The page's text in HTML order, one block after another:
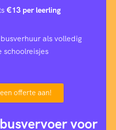
€13 per leerling
als volledig
schoolreisjes
offerte aan!
voor
0
9
2
5
8
0
4
7
1